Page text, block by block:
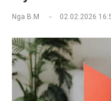
Nga B.M 02.02.2026